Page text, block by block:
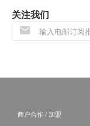
谷草转氨酶
谷丙转氨酶
有关此服务/
产品而引致
网购
关注我们
商户合作 / 加盟